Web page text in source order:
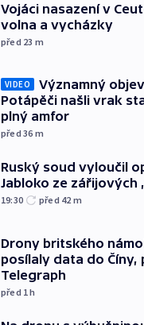
Vojáci nasazení v
volna a vycházky
před 23 m
VIDEO
Významný
Potápěči našli vrak
plný amfor
před 36 m
Ruský soud vyloučil
Jabloko ze zářijových
19:30 před 42 m
Drony britského
posílaly data do Číny,
Telegraph
před 1h